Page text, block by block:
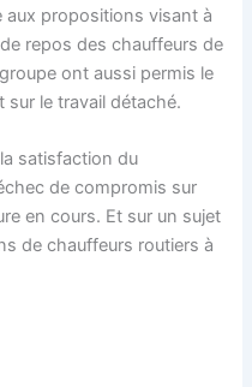
aux propositions visant à
repos des chauffeurs de
ont aussi permis le
sur le travail détaché.
satisfaction du
de compromis sur
en cours. Et sur un sujet
de chauffeurs routiers à